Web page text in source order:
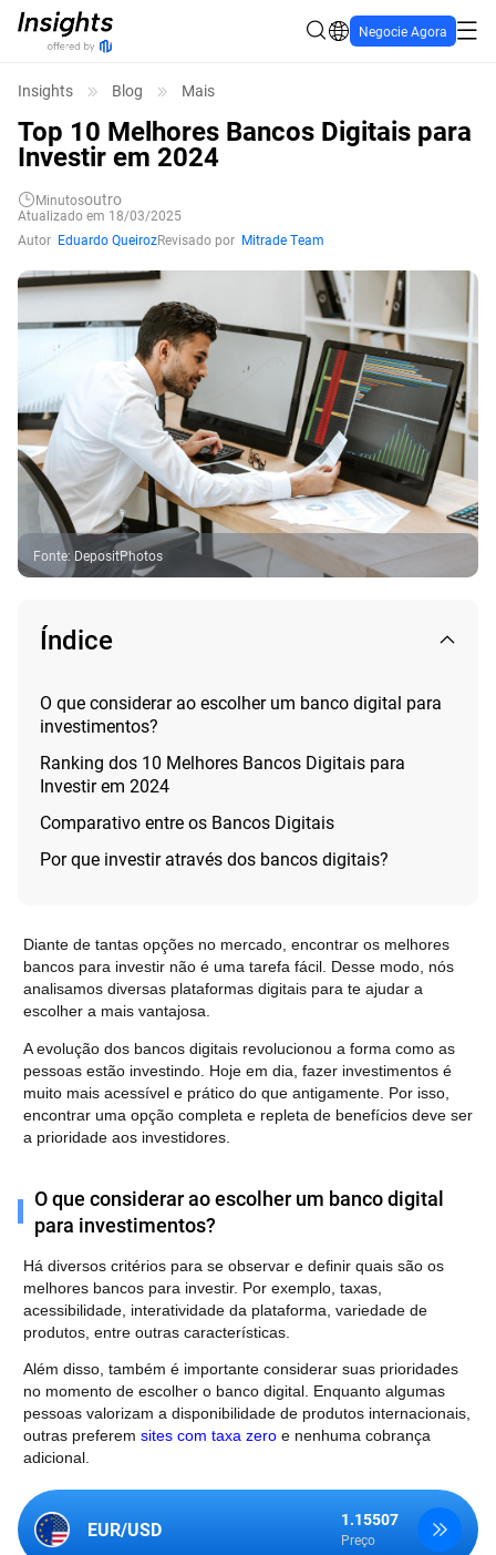
Negocie Agora
Insights Blog Mais
Top 10 Melhores Bancos Digitais para
Investir em 2024
Minutosoutro
Atualizado em 18/03/2025
Autor Eduardo QueirozRevisado por Mitrade Team
Fonte:DepositPhotos
Índice
O que considerar ao escolher um banco digital para
investimentos?
Ranking dos 10 Melhores Bancos Digitais para
Investir em 2024
Comparativo entre os Bancos Digitais
Por que investir através dos bancos digitais?
Diante de tantas opções no mercado, encontrar os melhores
bancos para investir não é uma tarefa fácil. Desse modo, nós
analisamos diversas plataformas digitais para te ajudar a
escolher a mais vantajosa.
A evolução dos bancos digitais revolucionou a forma como as
pessoas estão investindo. Hoje em dia, fazer investimentos é
muito mais acessível e prático do que antigamente. Por isso,
encontrar uma opção completa e repleta de benefícios deve ser
a prioridade aos investidores.
O que considerar ao escolher um banco digital
para investimentos?
Há diversos critérios para se observar e definir quais são os
melhores bancos para investir. Por exemplo, taxas,
acessibilidade, interatividade da plataforma, variedade de
produtos, entre outras características.
Além disso, também é importante considerar suas prioridades
no momento de escolher o banco digital. Enquanto algumas
pessoas valorizam a disponibilidade de produtos internacionais,
outras preferem sites com taxa zero e nenhuma cobrança
adicional.
EUR/USD 1.15507
Preço
GBP/USD 1.34886
Preço